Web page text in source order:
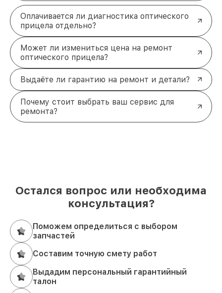
Оплачивается ли диагностика оптического
прицела отдельно?
Может ли измениться цена на ремонт
оптического прицела?
Выдаёте ли гарантию на ремонт и детали?
Почему стоит выбрать ваш сервис для
ремонта?
Остался вопрос или необходима
консультация?
Поможем определиться с выбором
запчастей
Составим точную смету работ
Выдадим персональный гарантийный
талон